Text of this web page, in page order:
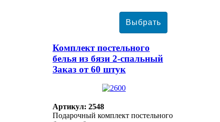
Комплект постельного
белья из бязи 2-спальный
Заказ от 60 штук
Артикул: 2548
Подарочный комплект постельного